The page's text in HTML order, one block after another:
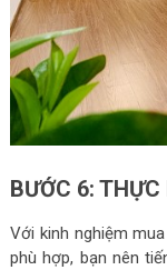
BƯỚC 6:
Với kinh nghiệm
phù hợp, bạn nên